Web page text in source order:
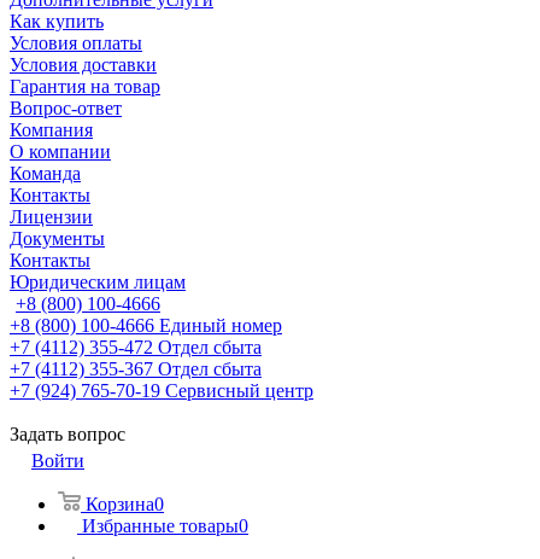
Как купить
Условия оплаты
Условия доставки
Гарантия на товар
Вопрос-ответ
Компания
О компании
Команда
Контакты
Лицензии
Документы
Контакты
Юридическим лицам
+8 (800) 100-4666
+8 (800) 100-4666 Единый номер
+7 (4112) 355-472 Отдел сбыта
+7 (4112) 355-367 Отдел сбыта
+7 (924) 765-70-19 Сервисный центр
Задать вопрос
Войти
Корзина0
Избранные товары0